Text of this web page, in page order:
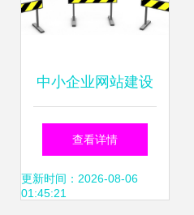
中小企业网站建设
如何打造适合的企
业官网？
查看详情
更新时间：2026-08-06
01:45:21